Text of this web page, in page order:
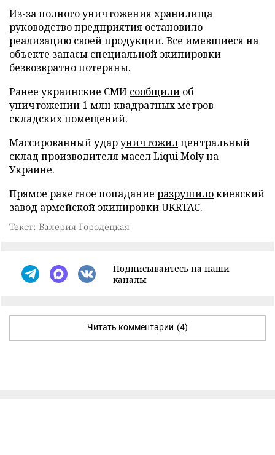
Из-за полного уничтожения хранилища
руководство предприятия остановило
реализацию своей продукции. Все имевшиеся на
объекте запасы специальной экипировки
безвозвратно потеряны.
Ранее украинские СМИ сообщили об
уничтожении 1 млн квадратных метров
складских помещений.
Массированный ударуничтожилцентральный
склад производителя масел Liqui Moly на
Украине.
Прямое ракетное попадание разрушилокиевский
завод армейской экипировки UKRTAC.
Текст: Валерия Городецкая
Подписывайтесь на наши
каналы
Читать комментарии (4)